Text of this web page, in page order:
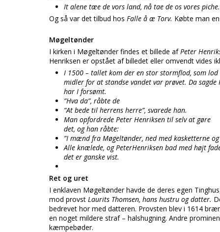
It alene tæe de vors land, nå tae de os vores piche.
Og så var det tilbud hos Falle å æ Torv. Købte man
Møgeltønder
I kirken i Møgeltønder findes et billede afPeter
Henriksen er opstået af billedet eller omvendt vides
I 1500 – tallet kom der en stor stormflod, som lod
midler for at standse vandet var prøvet. Da
har I forsømt.
”Hva da”, råbte de
”At bede til herrens herre”, svarede han.
Man opfordrede Peter Henriksen til selv at gøre
det, og han råbte:
”I mænd fra Møgeltønder, ned med kasketterne
Alle knælede, og PeterHenriksen bad med højt
det er ganske vist.
Ret og uret
I enklaven Møgeltønder havde de deres egen
mod provst Laurits Thomsen, hans hustru og datter.
bedrevet hor med datteren. Provsten blev i 1614
en noget mildere straf – halshugning. Andre
kæmpebøder.